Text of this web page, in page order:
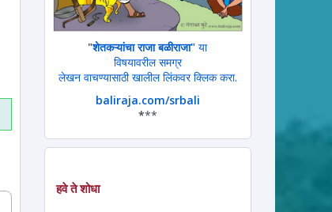
"शेतकऱ्यांचा राजा बळीराजा" या
विषयावरील समग्र
लेखन वाचण्यासाठी खालील लिंकवर क्लिक करा.
baliraja.com/srbali
***
हवे ते शोधा